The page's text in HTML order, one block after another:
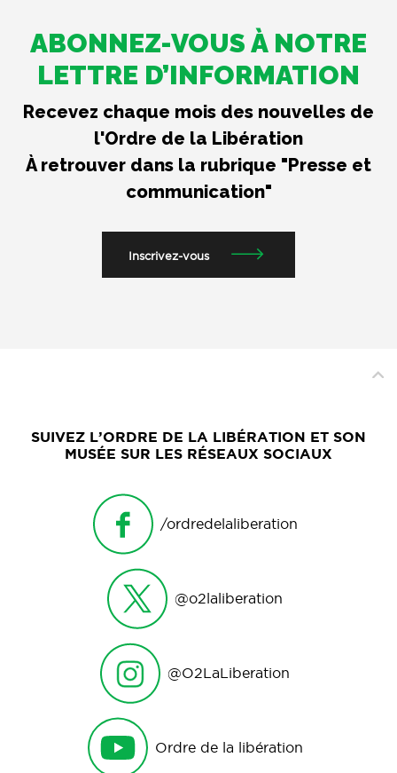
ABONNEZ-VOUS À NOTRE
LETTRE D’INFORMATION
Recevez chaque mois des nouvelles de
l'Ordre de la Libération
À retrouver dans la rubrique "Presse et
communication"
Inscrivez-vous
SUIVEZ L’ORDRE DE LA LIBÉRATION ET SON
MUSÉE SUR LES RÉSEAUX SOCIAUX
/ordredelaliberation
@o2laliberation
@O2LaLiberation
Ordre de la libération